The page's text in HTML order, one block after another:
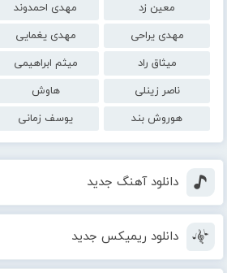
معین زد
مهدی احمدوند
مهدی یراحی
مهدی یغمایی
میثاق راد
میثم ابراهیمی
ناصر زینلی
هاوش
هوروش بند
یوسف زمانی
دانلود آهنگ جدید
دانلود ریمیکس جدید